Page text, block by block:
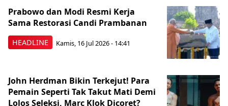
HEADLINE
Prabowo dan Modi Resmi Kerja
Sama Restorasi Candi Prambanan
Kamis, 16 Jul 2026 - 14:41
John Herdman Bikin Terkejut! Para
Pemain Seperti Tak Takut Mati Demi
Lolos Seleksi, Marc Klok Dicoret?